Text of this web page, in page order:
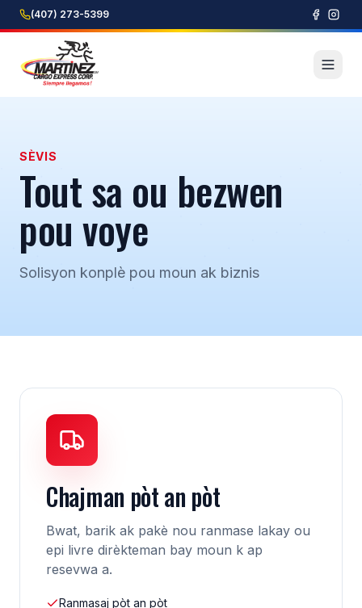
(407) 273-5399
SÈVIS
Tout sa ou bezwen
pou voye
Solisyon konplè pou moun ak biznis
Chajman pòt an pòt
Bwat, barik ak pakè nou ranmase lakay ou
epi livre dirèkteman bay moun k ap
resevwa a.
Ranmasaj pòt an pòt